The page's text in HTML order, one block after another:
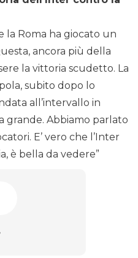
la Roma ha giocato un
ancora più della
la vittoria scudetto. La
subito dopo lo
all’intervallo in
grande. Abbiamo parlato
E’ vero che l’Inter
è bella da vedere”